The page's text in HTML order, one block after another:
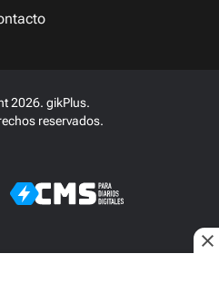
2026. gikPlus.
reservados.